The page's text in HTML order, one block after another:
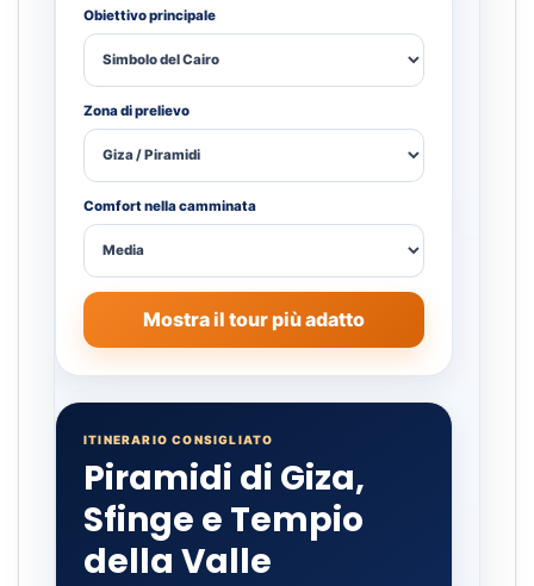
Obiettivo principale
Zona di prelievo
Comfort nella camminata
Mostra il tour più adatto
ITINERARIO CONSIGLIATO
Piramidi di Giza,
Sfinge e Tempio
della Valle